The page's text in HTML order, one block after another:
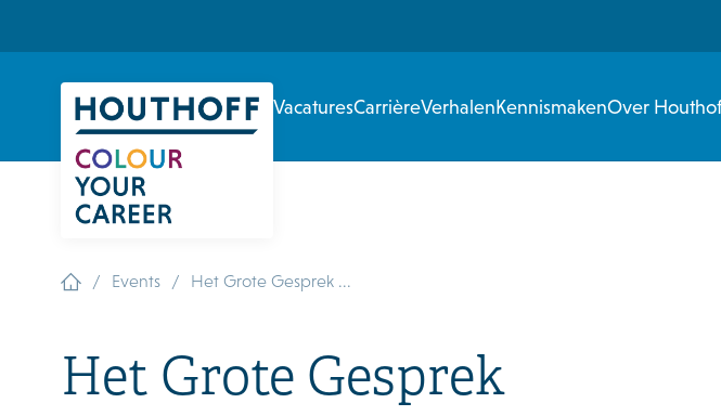
VacaturesCarrièreVerhalenKennismakenOver
/ Events / Het Grote Gesprek ...
Het Grote Gesprek